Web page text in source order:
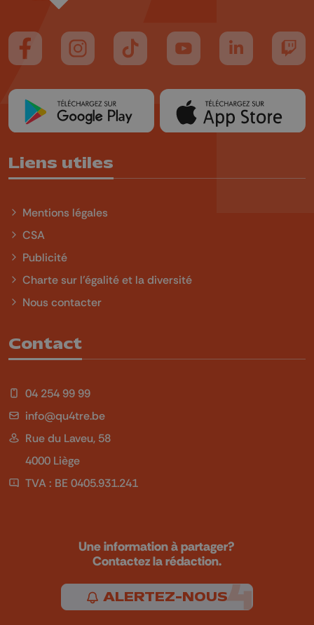
Suivez-nous sur FaceBook
Suivez-nous sur Instagram
Suivez-nous sur TikTok
Suivez-nous sur YouTube
Suivez-nous
Liens utiles
Mentions légales
CSA
Publicité
Charte sur l'égalité et la diversité
Nous contacter
Contact
04 254 99 99
info@qu4tre.be
Rue du Laveu, 58
4000 Liège
TVA : BE 0405.931.241
Une information à partager?
Contactez la rédaction.
ALERTEZ-NOUS